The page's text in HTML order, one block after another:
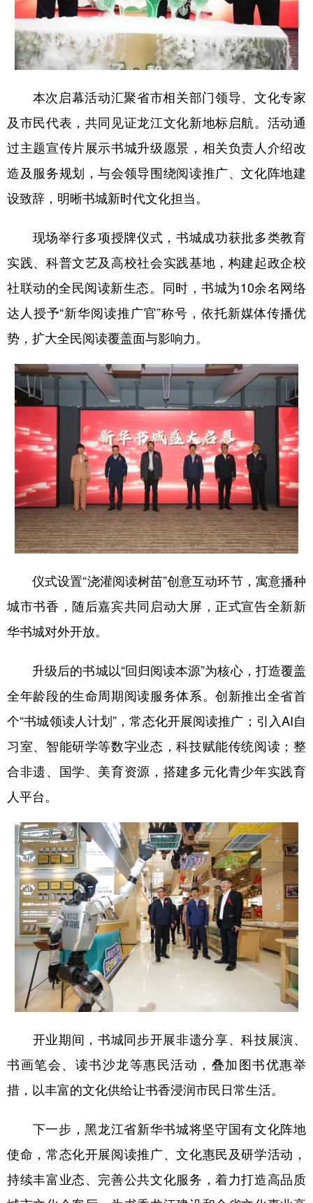
新疆 内蒙古 黑龙江
多语种频道
English Español Français عربى
Русский язык 日本語 한국어
Deutsch Português
本次启幕活动汇聚省市相关部门领导、文化专家
及市民代表，共同见证龙江文化新地标启航。活动通
过主题宣传片展示书城升级愿景，相关负责人介绍改
造及服务规划，与会领导围绕阅读推广、文化阵地建
设致辞，明晰书城新时代文化担当。
现场举行多项授牌仪式，书城成功获批多类教育
实践、科普文艺及高校社会实践基地，构建起政企校
社联动的全民阅读新生态。同时，书城为10余名网络
达人授予“新华阅读推广官”称号，依托新媒体传播优
势，扩大全民阅读覆盖面与影响力。
仪式设置“浇灌阅读树苗”创意互动环节，寓意播种
城市书香，随后嘉宾共同启动大屏，正式宣告全新新
华书城对外开放。
升级后的书城以“回归阅读本源”为核心，打造覆盖
全年龄段的生命周期阅读服务体系。创新推出全省首
个“书城领读人计划”，常态化开展阅读推广；引入AI自
习室、智能研学等数字业态，科技赋能传统阅读；整
合非遗、国学、美育资源，搭建多元化青少年实践育
人平台。
开业期间，书城同步开展非遗分享、科技展演、
书画笔会、读书沙龙等惠民活动，叠加图书优惠举
措，以丰富的文化供给让书香浸润市民日常生活。
下一步，黑龙江省新华书城将坚守国有文化阵地
使命，常态化开展阅读推广、文化惠民及研学活动，
持续丰富业态、完善公共文化服务，着力打造高品质